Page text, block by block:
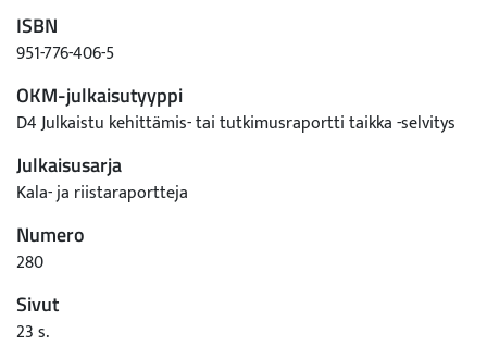
ISBN
951-776-406-5
OKM-julkaisutyyppi
D4 Julkaistu kehittämis- tai tutkimusraportti taikka -selvitys
Julkaisusarja
Kala- ja riistaraportteja
Numero
280
Sivut
23 s.